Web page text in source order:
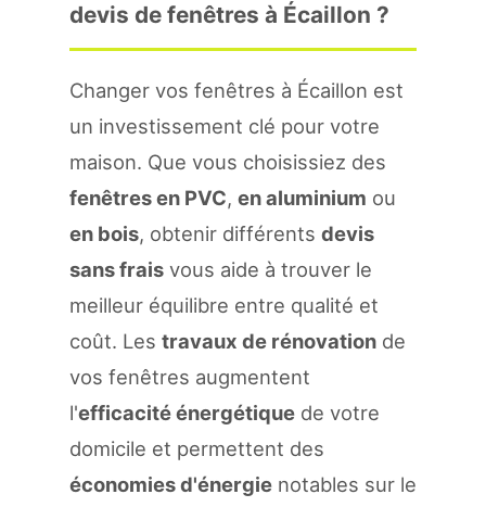
devis de fenêtres à Écaillon ?
Changer vos fenêtres à Écaillon est
un investissement clé pour votre
maison. Que vous choisissiez des
fenêtres en PVC, en aluminium ou
en bois, obtenir différents devis
sans frais vous aide à trouver le
meilleur équilibre entre qualité et
coût. Les travaux de rénovation de
vos fenêtres augmentent
l'efficacité énergétique de votre
domicile et permettent des
économies d'énergie notables sur le